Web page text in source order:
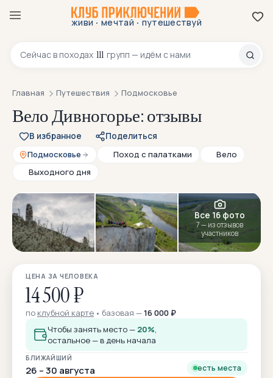
живи · мечтай · путешествуй
Сейчас в походах 111 групп — идём с нами
8 800 200-70-23
Главная Путешествия Подмосковье
Вело Дивногорье: отзывы
В избранное
Поделиться
Подмосковье
Поход с палатками
Вело
Выходного дня
Все 16 фото
7 — из отзывов
участников
ЦЕНА ЗА ЧЕЛОВЕКА
14 500 ₽
по клубной карте базовая —16 000 ₽
Чтобы занять место — 20%,
остальное — в день начала
БЛИЖАЙШИЙ
26 – 30 августа есть места